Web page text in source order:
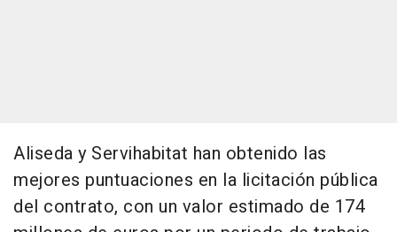
Aliseda y Servihabitat han obtenido las
mejores puntuaciones en la licitación pública
del contrato, con un valor estimado de 174